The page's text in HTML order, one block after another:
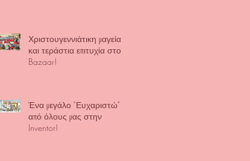
Χριστουγεννιάτικη μαγεία
και τεράστια επιτυχία στο
Bazaar!
Ένα μεγάλο "Ευχαριστώ"
από όλους μας στην
Inventor!